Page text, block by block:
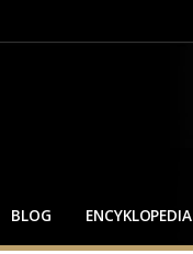
BLOG ENCYKLOPEDIA